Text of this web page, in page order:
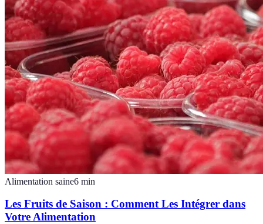
Alimentation saine6 min
Les Fruits de Saison : Comment Les Intégrer dans
Votre Alimentation